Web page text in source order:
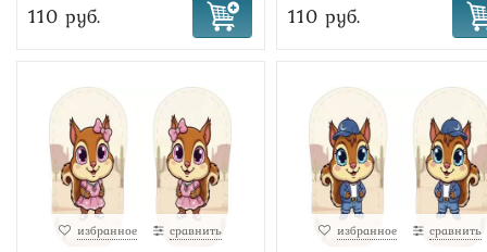
110 руб. 110 руб.
избранное сравнить избранное сравнить